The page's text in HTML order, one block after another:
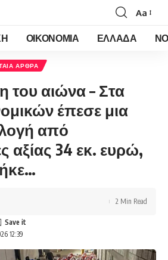
Font
Resizer
Aa
ΟΙΚΟΝΟΜΙΑ ΕΛΛΑΔΑ
ΑΡΘΡΑ
του αιώνα – Στα
έπεσε μια
από
αξίας 34 εκ. ευρώ,
12:39
2 Min Read